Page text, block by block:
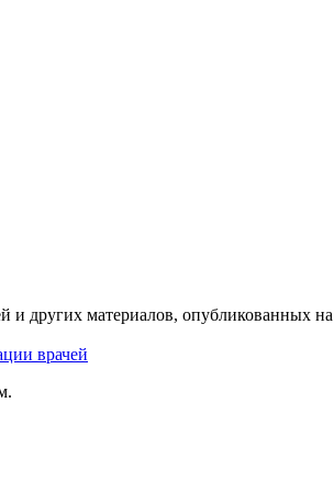
и других материалов, опубликованных
врачей